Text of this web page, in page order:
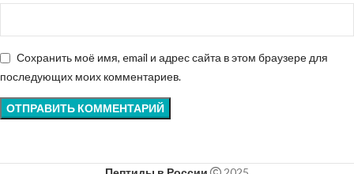
Сохранить моё имя, email и адрес сайта в этом браузере для
последующих моих комментариев.